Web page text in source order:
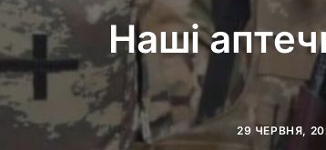
Наші
29 ЧЕРВНЯ,